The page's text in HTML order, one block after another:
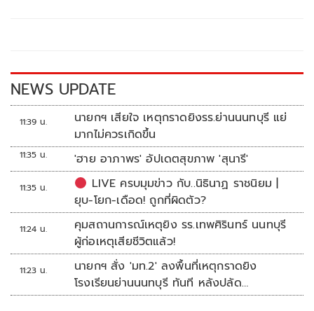
k k
NEWS UPDATE
11:39 น.
นายกฯ เสียใจ เหตุกราดยิงรร.ย่านนนทบุรี แย่
มากไม่ควรเกิดขึ้น
11:35 น. 'ฮาย อาภาพร' อัปเดตสุขภาพ 'สุนารี'
11:35 น.
LIVE ครบมุมข่าว กับ..นิธินาฏ ราชนิยม |
ยุบ-โยก-เดือด! ถูกที่ผิดตัว?
11:24 น.
คุมสถานการณ์เหตุยิง รร.เทพศิรินทร์ นนทบุรี
ผู้ก่อเหตุเสียชีวิตแล้ว!
11:23 น.
นายกฯ สั่ง 'มท.2' ลงพื้นที่เหตุกราดยิง
โรงเรียนย่านนนทบุรี ทันที หลังปลัด
มท.รายงานความคืบหน้า